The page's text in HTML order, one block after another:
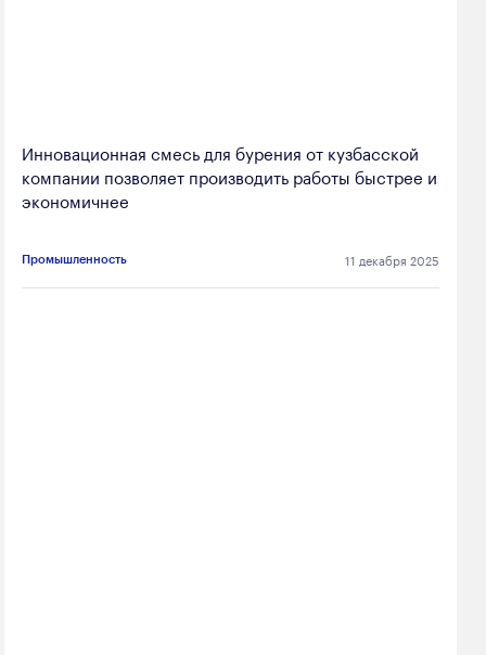
Инновационная смесь для бурения от кузбасской
компании позволяет производить работы быстрее и
экономичнее
Промышленность 11 декабря 2025